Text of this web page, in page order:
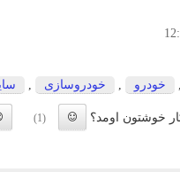
, خودرو , خودروسازی ,
خوشتون اومد؟ (1)